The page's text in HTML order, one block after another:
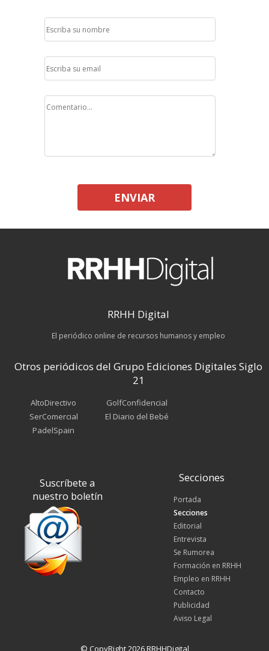
ENVIAR
RRHH Digital
El periódico online de recursos humanos y empleo
Otros periódicos del Grupo Ediciones Digitales Siglo
21
AltoDirectivo
SerComercial
PadelSpain
GolfConfidencial
El Diario del Bebé
Suscríbete a
nuestro boletín
Secciones
Portada
Secciones
Editorial
Entrevista
Se Rumorea
Formación en RRHH
Empleo en RRHH
Contacto
Publicidad
Aviso Legal
© CopyRight 2026 RRHHDigital